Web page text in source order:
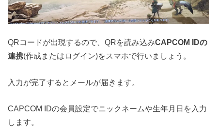
QRコードが出現するので、QRを読み込みCAPCOM IDの
連携(作成またはログイン)をスマホで行いましょう。
入力が完了するとメールが届きます。
CAPCOM IDの会員設定でニックネームや生年月日を入力
します。